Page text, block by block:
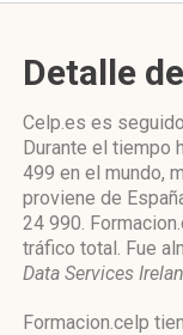
Detalle
Celp.es es
Durante el tiempo
499 en el mundo,
proviene de
24 990.
tráfico total. Fue
Data Services
Formacion.celp